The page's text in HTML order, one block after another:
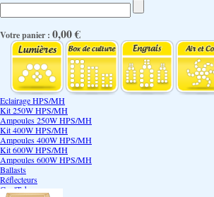
Votre panier : 0,00 €
Eclairage HPS/MH
Kit 250W HPS/MH
Ampoules 250W HPS/MH
Kit 400W HPS/MH
Ampoules 400W HPS/MH
Kit 600W HPS/MH
Ampoules 600W HPS/MH
Ballasts
Réflecteurs
CoolTube